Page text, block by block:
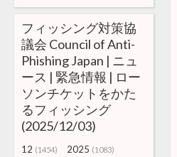
フィッシング対策協
議会 Council of Anti-
Phishing Japan | ニュ
ース | 緊急情報 | ロー
ソンチケットをかた
るフィッシング
(2025/12/03)
12 (1454) 2025 (1083)